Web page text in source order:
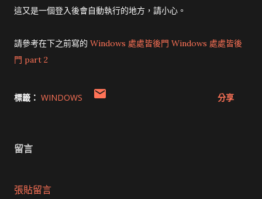
這又是一個登入後會自動執行的地方，請小心。
請參考在下之前寫的 Windows 處處皆後門 Windows 處處皆後
門 part 2
標籤： WINDOWS 分享
留言
張貼留言